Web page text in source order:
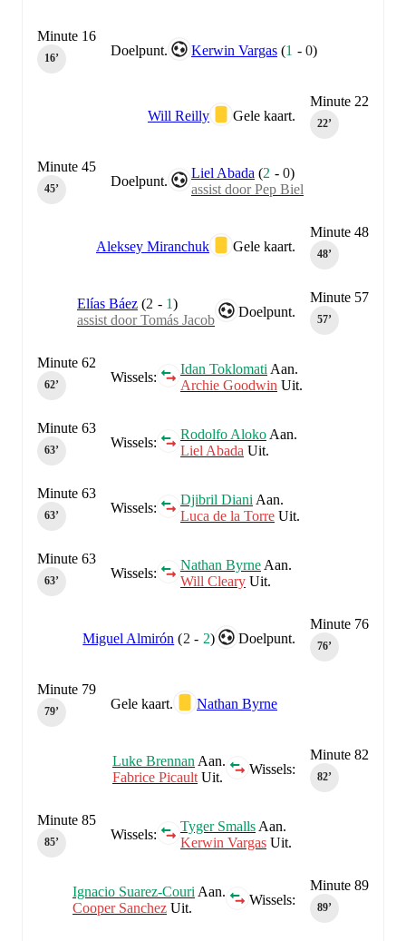
Doelpunt. Kerwin Vargas (1 -0)
Minute 16
16‎’‎
Minute 22
22‎’‎
Gele kaart.
Will Reilly
Doelpunt.
Liel Abada (2 -0)
assist door Pep Biel
Minute 45
45‎’‎
Minute 48
48‎’‎
Gele kaart.
Aleksey Miranchuk
Minute 57
57‎’‎
Doelpunt.
Elías Báez (2 - 1)
assist door Tomás Jacob
Wissels:
Idan Toklomati Aan.
Archie Goodwin Uit.
Minute 62
62‎’‎
Wissels:
Rodolfo Aloko Aan.
Liel Abada Uit.
Minute 63
63‎’‎
Wissels:
Djibril Diani Aan.
Luca de la Torre Uit.
Minute 63
63‎’‎
Wissels:
Nathan Byrne Aan.
Will Cleary Uit.
Minute 63
63‎’‎
Minute 76
76‎’‎
Doelpunt.
Miguel Almirón (2 - 2)
Gele kaart. Nathan Byrne
Minute 79
79‎’‎
Minute 82
82‎’‎
Wissels:
Luke Brennan Aan.
Fabrice Picault Uit.
Wissels:
Tyger Smalls Aan.
Kerwin Vargas Uit.
Minute 85
85‎’‎
Minute 89
89‎’‎
Wissels:
Ignacio Suarez-Couri Aan.
Cooper Sanchez Uit.